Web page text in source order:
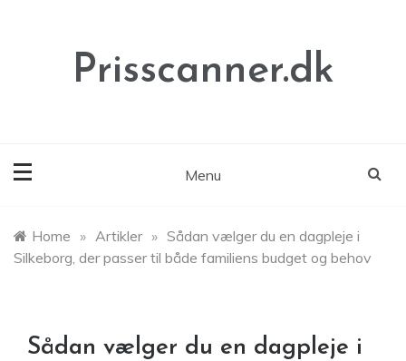
Prisscanner.dk
Menu
Home » Artikler » Sådan vælger du en dagpleje i
Silkeborg, der passer til både familiens budget og behov
Sådan vælger du en dagpleje i